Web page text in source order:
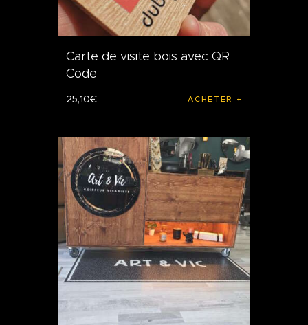
Carte de visite bois avec QR
Code
25,10€ ACHETER